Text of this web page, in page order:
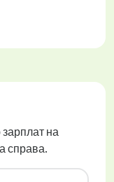
зарплат на
справа.